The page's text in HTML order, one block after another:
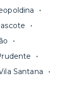
Santana